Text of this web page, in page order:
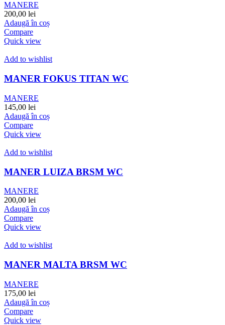
MANERE
200,00 lei
Adaugă în coș
Compare
Quick view
Add to wishlist
MANER FOKUS TITAN WC
MANERE
145,00 lei
Adaugă în coș
Compare
Quick view
Add to wishlist
MANER LUIZA BRSM WC
MANERE
200,00 lei
Adaugă în coș
Compare
Quick view
Add to wishlist
MANER MALTA BRSM WC
MANERE
175,00 lei
Adaugă în coș
Compare
Quick view